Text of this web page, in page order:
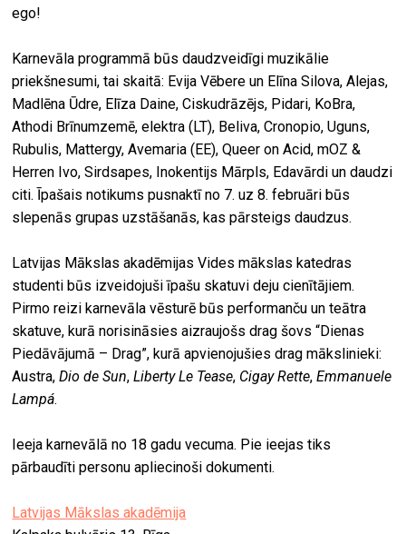
ego!
Karnevāla programmā būs daudzveidīgi muzikālie
priekšnesumi, tai skaitā: Evija Vēbere un Elīna Silova, Alejas,
Madlēna Ūdre, Elīza Daine, Ciskudrāzējs, Pidari, KoBra,
Athodi Brīnumzemē, elektra (LT), Beliva, Cronopio, Uguns,
Rubulis, Mattergy, Avemaria (EE), Queer on Acid, mOZ &
Herren Ivo, Sirdsapes, Inokentijs Mārpls, Edavārdi un daudzi
citi. Īpašais notikums pusnaktī no 7. uz 8. februāri būs
slepenās grupas uzstāšanās, kas pārsteigs daudzus.
Latvijas Mākslas akadēmijas Vides mākslas katedras
studenti būs izveidojuši īpašu skatuvi deju cienītājiem.
Pirmo reizi karnevāla vēsturē būs performanču un teātra
skatuve, kurā norisināsies aizraujošs drag šovs “Dienas
Piedāvājumā – Drag”, kurā apvienojušies drag mākslinieki:
Austra,Dio de Sun,Liberty Le Tease, Cigay Rette,Emmanuele
Lampá.
Ieeja karnevālā no 18 gadu vecuma. Pie ieejas tiks
pārbaudīti personu apliecinoši dokumenti.
Latvijas Mākslas akadēmija